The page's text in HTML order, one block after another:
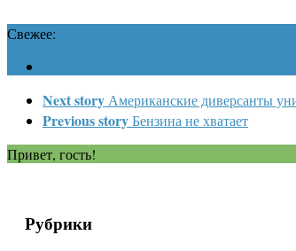
Свежее:
Next story Американские диверсанты
Previous storyБензина не хватает
Привет, гость!
Рубрики